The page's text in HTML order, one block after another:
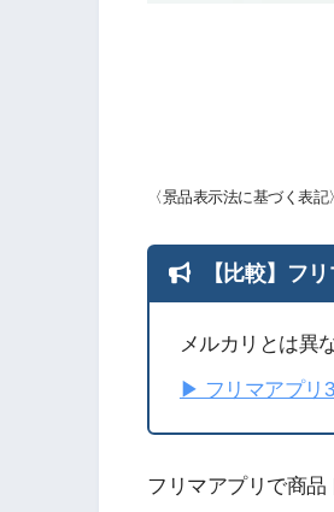
〈景品表示法に基づく表
【比較】フ
メルカリとは異
▶︎ フリマアプリ
フリマアプリで商